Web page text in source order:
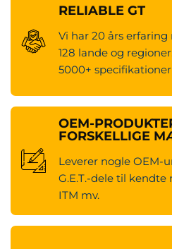
RELIABLE GT
Vi har 20 års
128 lande og
5000+
OEM-
FORSKELLIGE
Leverer nogle OEM-
G.E.T.-dele til
ITM mv.